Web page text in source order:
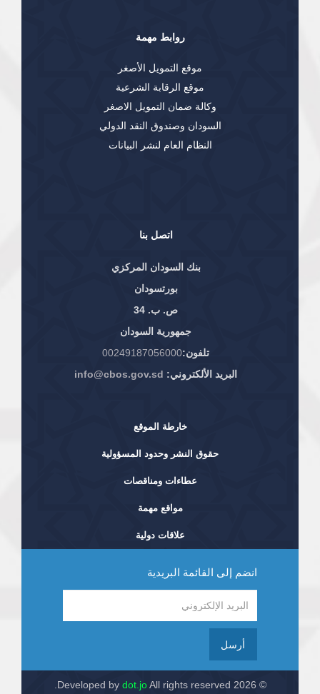
اتصل بنا
بنك السودان المركزي
بورتسودان
ص. ب. 34
جمهورية السودان
تلفون:00249187056000
البريد الألكتروني: info@cbos.gov.sd
روابط مهمة
موقع التمويل الأصغر
موقع الرقابة الشرعية
وكالة ضمان التمويل الاصغر
السودان وصندوق النقد الدولي
النظام العام لنشر البيانات
خارطة الموقع
حقوق النشر وحدود المسؤولية
عطاءات ومناقصات
مواقع مهمة
علاقات دولية
انضم إلى القائمة البريدية
أرسل
© 2026 Developed by
dot.joAll rights reserved.